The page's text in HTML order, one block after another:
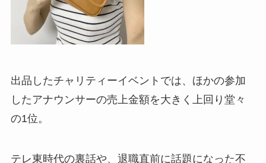
出品したチャリティーイベントでは、ほかの参加
したアナウンサーの売上金額を大きく上回り堂々
の1位。
テレ東時代の裏話や、退職直前に話題になった不